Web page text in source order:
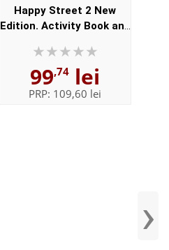
Happy Street 2 New
Edition. Activity Book and
99,74 lei
PRP: 109,60 lei
›